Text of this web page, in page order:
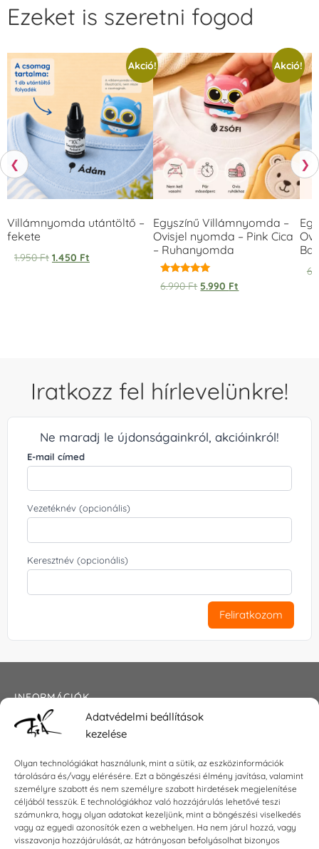
Adatvédelmi beállítások
kezelése
Olyan technológiákat használunk, mint a sütik, az eszközinformációk
tárolására és/vagy elérésére. Ezt a böngészési élmény javítása, valamint
személyre szabott és nem személyre szabott hirdetések megjelenítése
céljából tesszük. E technológiákhoz való hozzájárulás lehetővé teszi
számunkra, hogy olyan adatokat kezeljünk, mint a böngészési viselkedés
vagy az egyedi azonosítók ezen a webhelyen. Ha nem járul hozzá, vagy
visszavonja hozzájárulását, az hátrányosan befolyásolhat bizonyos
❮
Ezeket is szeretni fogod
Akció!
Villámnyomda utántöltő –
fekete
1.950Ft 1.450 Ft
Akció!
Egyszínű Villámnyomda –
Ovisjel nyomda – Pink Cica
– Ruhanyomda
Értékelés:
5.00
6.990Ft 5.990 Ft
❯
Iratkozz fel hírlevelünkre!
Ne maradj le újdonságainkról, akcióinkról!
E-mail címed
Vezetéknév (opcionális)
Keresztnév (opcionális)
Feliratkozom
INFORMÁCIÓK
Általános szerződési feltételek
Impresszum
KAPCSOLAT
E-mail:shop@torokszilvi.com